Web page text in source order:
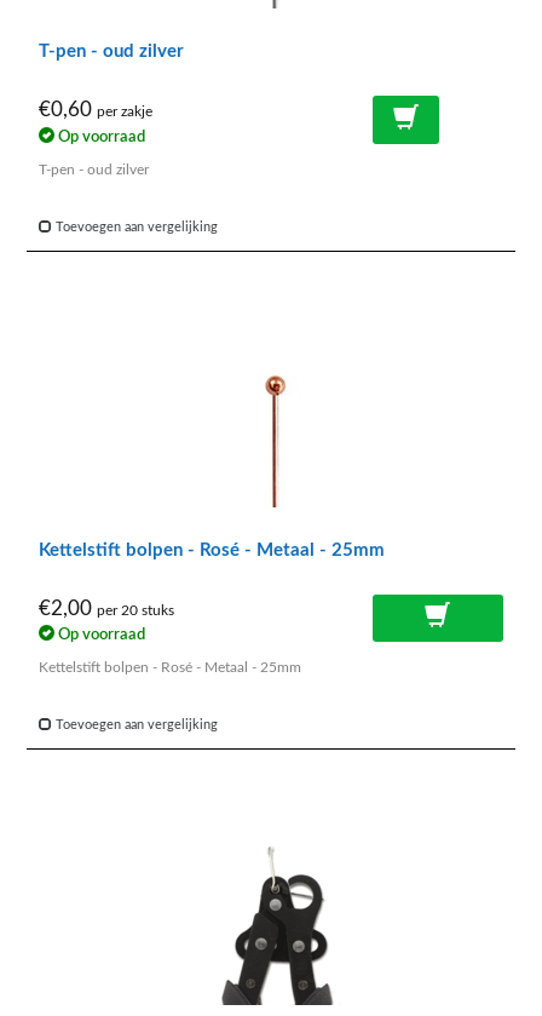
T-pen - oud zilver
€0,60 per zakje
Op voorraad
T-pen - oud zilver
Toevoegen aan vergelijking
Kettelstift bolpen - Rosé - Metaal - 25mm
€2,00 per 20 stuks
Op voorraad
Kettelstift bolpen - Rosé - Metaal - 25mm
Toevoegen aan vergelijking